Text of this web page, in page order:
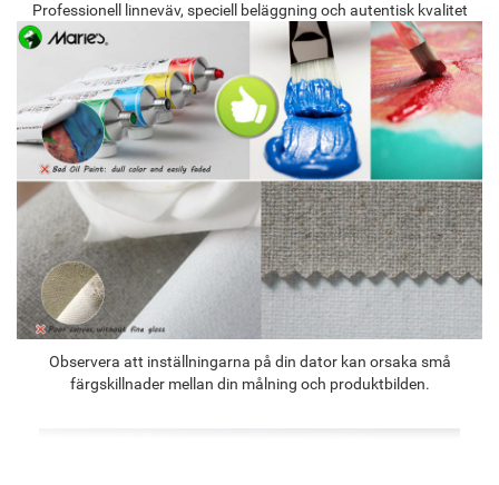
Professionell linneväv, speciell beläggning och autentisk kvalitet
Observera att inställningarna på din dator kan orsaka små
färgskillnader mellan din målning och produktbilden.